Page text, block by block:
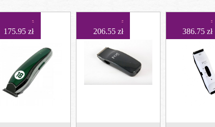
175.95 zł 206.55 zł 386.75 zł